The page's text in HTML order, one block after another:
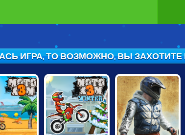
ИГРА, ТО ВОЗМОЖНО, ВЫ ЗАХОТИТЕ